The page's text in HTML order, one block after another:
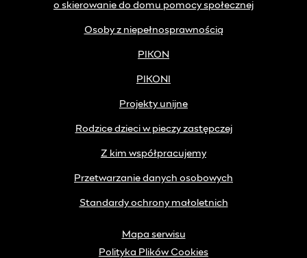
o skierowanie do domu pomocy społecznej
Osoby z niepełnosprawnością
PIKON
PIKONI
Projekty unijne
Rodzice dzieci w pieczy zastępczej
Z kim współpracujemy
Przetwarzanie danych osobowych
Standardy ochrony małoletnich
Mapa serwisu
Polityka Plików Cookies